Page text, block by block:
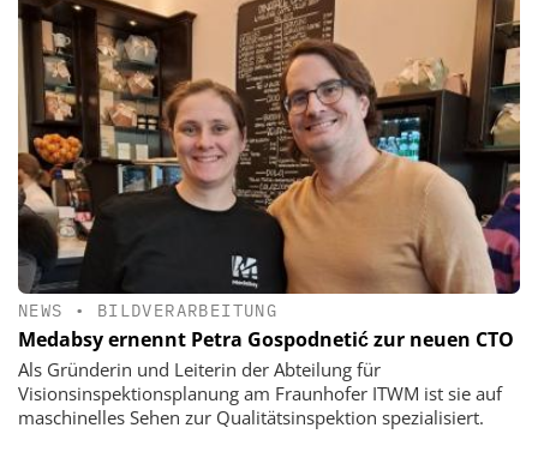
NEWS • BILDVERARBEITUNG
Medabsy ernennt Petra Gospodnetić zur neuen CTO
Als Gründerin und Leiterin der Abteilung für
Visionsinspektionsplanung am Fraunhofer ITWM ist sie auf
maschinelles Sehen zur Qualitätsinspektion spezialisiert.